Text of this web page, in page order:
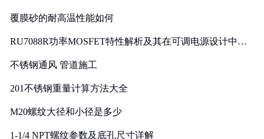
覆膜砂的耐高温性能如何
RU7088R功率MOSFET特性解析及其在可调电源设计中的
不锈钢通风 管道施工
201不锈钢重量计算方法大全
M20螺纹大径和小径是多少
1-1/4 NPT螺纹参数及底孔尺寸详解